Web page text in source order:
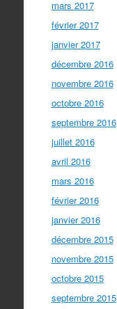
mars 2017
février 2017
janvier 2017
décembre 2016
novembre 2016
octobre 2016
septembre 2016
juillet 2016
avril 2016
mars 2016
février 2016
janvier 2016
décembre 2015
novembre 2015
octobre 2015
septembre 2015